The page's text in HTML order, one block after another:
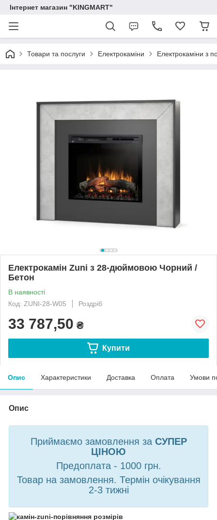
Інтернет магазин "KINGMART"
Товари та послуги Електрокаміни Електрокаміни з
Електрокамін Zuni з 28-дюймовою Чорний /
Бетон
В наявності
Код: ZUNI-28-W05
Роздріб
33 787,50 ₴
Купити
Опис Характеристики Доставка Оплата Умови
Опис
Приймаємо замовлення за СУПЕР
ЦІНОЮ
Предоплата - 1000 грн.
Товар на замовлення. Термін очікування
2-3 тижні